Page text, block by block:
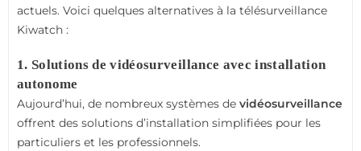
actuels. Voici quelques alternatives à la télésurveillance
Kiwatch :
1. Solutions de vidéosurveillance avec installation
autonome
Aujourd’hui, de nombreux systèmes de vidéosurveillance
offrent des solutions d’installation simplifiées pour les
particuliers et les professionnels.